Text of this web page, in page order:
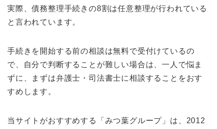
実際、債務整理手続きの8割は任意整理が行われている
と言われています。
手続きを開始する前の相談は無料で受付けているの
で、自分で判断することが難しい場合は、一人で悩ま
ずに、まずは弁護士・司法書士に相談することをおす
すめします。
当サイトがおすすめする「みつ葉グループ」は、2012